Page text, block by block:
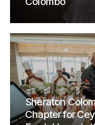
Sheraton
Chapter for